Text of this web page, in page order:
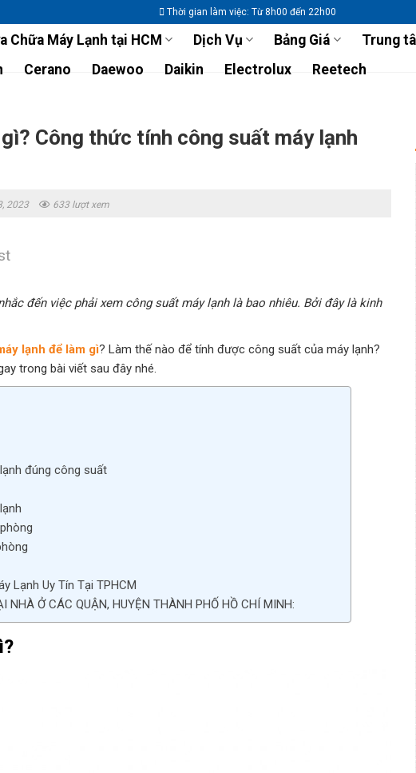
Thời gian làm việc: Từ 8h00 đến 22h00
Chữa Máy Lạnh tại HCM Dịch Vụ Bảng Giá Trung
Cerano Daewoo Daikin Electrolux Reetech
Công thức tính công suất máy lạnh
2023 633 lượt xem
đến việc phải xem công suất máy lạnh là bao nhiêu. Bởi đây là kinh
lạnh để làm gì? Làm thế nào để tính được công suất của máy lạnh?
trong bài viết sau đây nhé.
đúng công suất
Lạnh Uy Tín Tại TPHCM
NHÀ Ở CÁC QUẬN, HUYỆN THÀNH PHỐ HỒ CHÍ MINH: